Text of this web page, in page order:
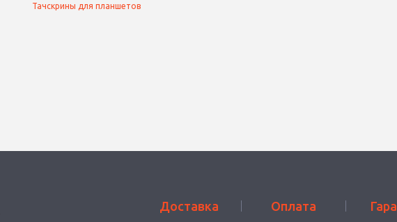
Тачскрины для планшетов
Доставка Оплата